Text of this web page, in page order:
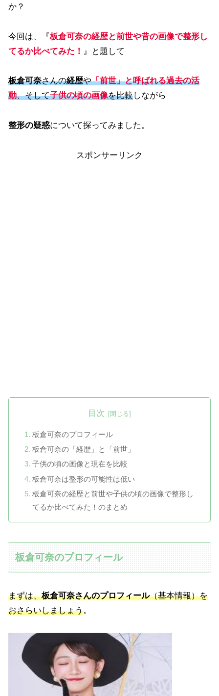
か？
今回は、『板倉可奈の経歴と前世や昔の画像で整形し
てるか比べてみた！ 』と題して
板倉可奈さんの経歴や「前世」と呼ばれる過去の活
動、そして子供の頃の画像を比較しながら
整形の疑惑について探ってみました。
スポンサーリンク
目次
板倉可奈のプロフィール
板倉可奈の「経歴」と「前世」
子供の頃の画像と現在を比較
板倉可奈は整形の可能性は低い
板倉可奈の経歴と前世や子供の頃の画像で整形し
てるか比べてみた！のまとめ
板倉可奈のプロフィール
まずは、板倉可奈さんのプロフィール（基本情報）を
おさらいしましょう。